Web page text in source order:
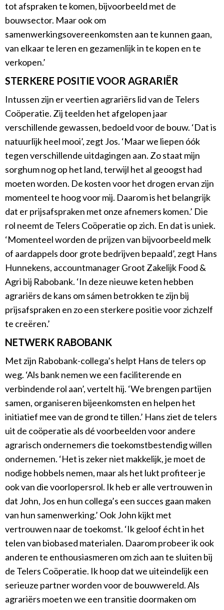
tot afspraken te komen, bijvoorbeeld met de
bouwsector. Maar ook om
samenwerkingsovereenkomsten aan te kunnen gaan,
van elkaar te leren en gezamenlijk in te kopen en te
verkopen.’
STERKERE POSITIE VOOR AGRARIËR
Intussen zijn er veertien agrariërs lid van de Telers
Coöperatie. Zij teelden het afgelopen jaar
verschillende gewassen, bedoeld voor de bouw. ‘Dat is
natuurlijk heel mooi’, zegt Jos. ‘Maar we liepen óók
tegen verschillende uitdagingen aan. Zo staat mijn
sorghum nog op het land, terwijl het al geoogst had
moeten worden. De kosten voor het drogen ervan zijn
momenteel te hoog voor mij. Daarom is het belangrijk
dat er prijsafspraken met onze afnemers komen.’ Die
rol neemt de Telers Coöperatie op zich. En dat is uniek.
‘Momenteel worden de prijzen van bijvoorbeeld melk
of aardappels door grote bedrijven bepaald’, zegt Hans
Hunnekens, accountmanager Groot Zakelijk Food &
Agri bij Rabobank. ‘In deze nieuwe keten hebben
agrariërs de kans om sámen betrokken te zijn bij
prijsafspraken en zo een sterkere positie voor zichzelf
te creëren.’
NETWERK RABOBANK
Met zijn Rabobank-collega’s helpt Hans de telers op
weg. ‘Als bank nemen we een faciliterende en
verbindende rol aan’, vertelt hij. ‘We brengen partijen
samen, organiseren bijeenkomsten en helpen het
initiatief mee van de grond te tillen.’ Hans ziet de telers
uit de coöperatie als dé voorbeelden voor andere
agrarisch ondernemers die toekomstbestendig willen
ondernemen. ‘Het is zeker niet makkelijk, je moet de
nodige hobbels nemen, maar als het lukt profiteer je
ook van die voorlopersrol. Ik heb er alle vertrouwen in
dat John, Jos en hun collega’s een succes gaan maken
van hun samenwerking.’ Ook John kijkt met
vertrouwen naar de toekomst. ‘Ik geloof écht in het
telen van biobased materialen. Daarom probeer ik ook
anderen te enthousiasmeren om zich aan te sluiten bij
de Telers Coöperatie. Ik hoop dat we uiteindelijk een
serieuze partner worden voor de bouwwereld. Als
agrariërs moeten we een transitie doormaken om